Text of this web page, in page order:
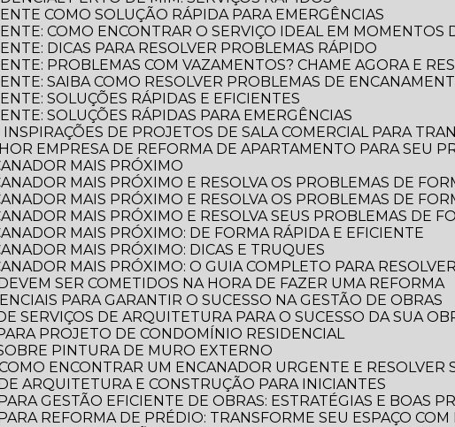
COMO SOLUÇÃO RÁPIDA PARA EMERGÊNCIAS
COMO ENCONTRAR O SERVIÇO IDEAL EM MOMENTOS
DICAS PARA RESOLVER PROBLEMAS RÁPIDO
PROBLEMAS COM VAZAMENTOS? CHAME AGORA E
SAIBA COMO RESOLVER PROBLEMAS DE
SOLUÇÕES RÁPIDAS E EFICIENTES
SOLUÇÕES RÁPIDAS PARA EMERGÊNCIAS
INSPIRAÇÕES DE PROJETOS DE SALA COMERCIAL PARA
EMPRESA DE REFORMA DE APARTAMENTO PARA SEU
MAIS PRÓXIMO
MAIS PRÓXIMO E RESOLVA OS PROBLEMAS DE
MAIS PRÓXIMO E RESOLVA OS PROBLEMAS DE
MAIS PRÓXIMO E RESOLVA SEUS PROBLEMAS DE
MAIS PRÓXIMO: DE FORMA RÁPIDA E EFICIENTE
MAIS PRÓXIMO: DICAS E TRUQUES
MAIS PRÓXIMO: O GUIA COMPLETO PARA
SER COMETIDOS NA HORA DE FAZER UMA REFORMA
PARA GARANTIR O SUCESSO NA GESTÃO DE OBRAS
SERVIÇOS DE ARQUITETURA PARA O SUCESSO DA SUA
PROJETO DE CONDOMÍNIO RESIDENCIAL
PINTURA DE MURO EXTERNO
COMO ENCONTRAR UM ENCANADOR URGENTE E
ARQUITETURA E CONSTRUÇÃO PARA INICIANTES
GESTÃO EFICIENTE DE OBRAS: ESTRATÉGIAS E BOAS
REFORMA DE PRÉDIO: TRANSFORME SEU ESPAÇO COM